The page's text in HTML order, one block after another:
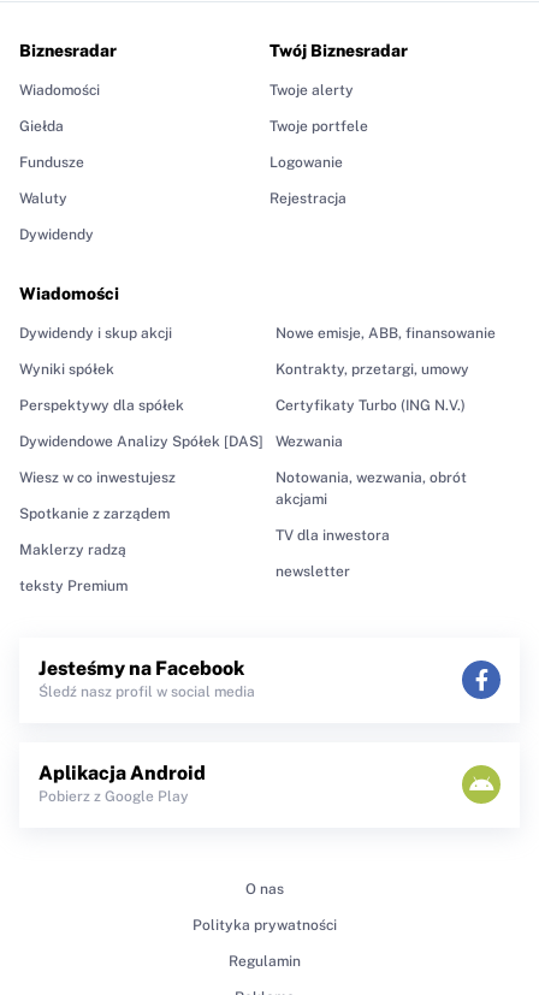
Biznesradar
Wiadomości
Giełda
Fundusze
Waluty
Dywidendy
Wiadomości
Dywidendy i skup akcji
Wyniki spółek
Perspektywy dla spółek
Dywidendowe Analizy Spółek [DAS]
Wiesz w co inwestujesz
Spotkanie z zarządem
Maklerzy radzą
teksty Premium
Nowe emisje, ABB, finansowanie
Kontrakty, przetargi, umowy
Certyfikaty Turbo (ING N.V.)
Wezwania
Notowania, wezwania, obrót
akcjami
TV dla inwestora
newsletter
Twój Biznesradar
Twoje alerty
Twoje portfele
Logowanie
Rejestracja
Jesteśmy na Facebook
Śledź nasz profil w social media
Aplikacja Android
Pobierz z Google Play
O nas
Polityka prywatności
Regulamin